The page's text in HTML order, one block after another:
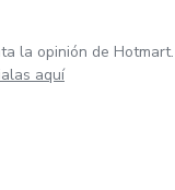
pacientes.
la opinión de Hotmart.
aquí